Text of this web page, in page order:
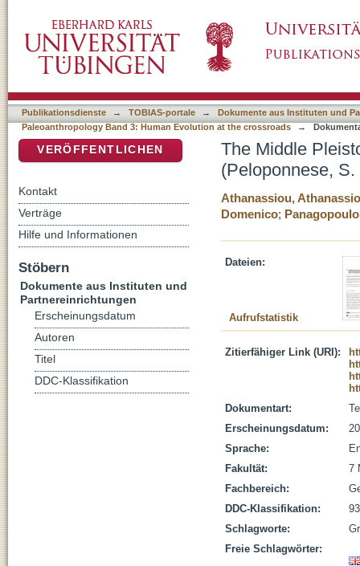
collected material
Publikationsdienste → TOBIAS-portale →
Dokumente aus Instituten und
Paleoanthropology Band 3: Human Evolution at the crossroads
→
The Middle
(Peloponnese,
Athanassiou,
Domenico;
Dateien:
Aufrufstatistik
Zitierfähiger Link (URI):
Dokumentart:
Erscheinungsdatum:
Sprache:
Fakultät:
7
Fachbereich:
DDC-Klassifikation:
Schlagworte:
Freie Schlagwörter:
VERÖFFENTLICHEN
Kontakt
Verträge
Hilfe und Informationen
Stöbern
Dokumente aus Instituten und
Partnereinrichtungen
Erscheinungsdatum
Autoren
Titel
DDC-Klassifikation